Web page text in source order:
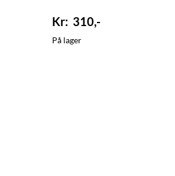
310,-
På lager